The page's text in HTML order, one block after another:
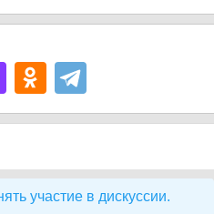
участие в дискуссии.